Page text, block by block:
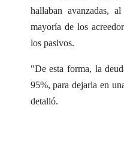
hallaban avanzadas,
mayoría de los
los pasivos.
"De esta forma, la
95%, para dejarla en
detalló.